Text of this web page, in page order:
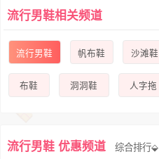
流行男鞋相关频道
流行男鞋 帆布鞋 沙滩鞋
布鞋 洞洞鞋 人字拖
流行男鞋 优惠频道 综合排行⬙